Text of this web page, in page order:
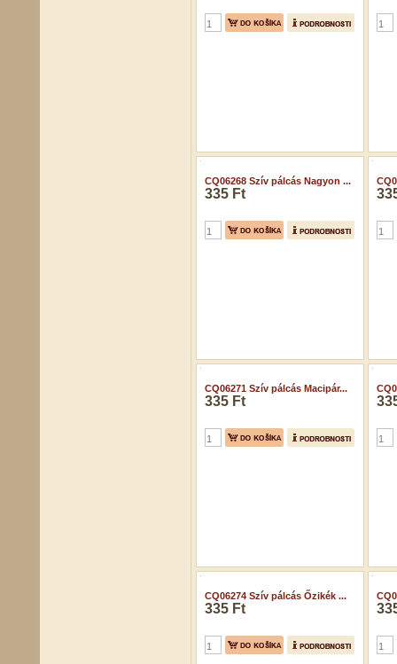
CQ06268 Szív pálcás Nagyon ...
335 Ft
CQ06271 Szív pálcás Macipár...
335 Ft
CQ06274 Szív pálcás Őzikék ...
335 Ft